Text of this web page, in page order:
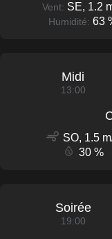
Vent: SE, 1.2
Humidité: 63
Midi
13:00
SO, 1.5
30 %
Soirée
19:00